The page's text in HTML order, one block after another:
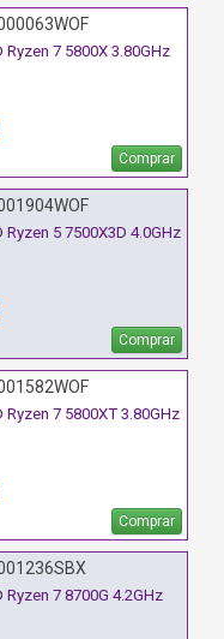
7 5800X 3.80GHz
Comprar
5 7500X3D 4.0GHz
Comprar
7 5800XT 3.80GHz
Comprar
7 8700G 4.2GHz